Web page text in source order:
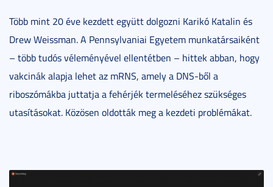
Több mint 20 éve kezdett együtt dolgozni Karikó Katalin és
Drew Weissman. A Pennsylvaniai Egyetem munkatársaiként
– több tudós véleményével ellentétben – hittek abban, hogy
vakcinák alapja lehet az mRNS, amely a DNS-ből a
riboszómákba juttatja a fehérjék termeléséhez szükséges
utasításokat. Közösen oldották meg a kezdeti problémákat.